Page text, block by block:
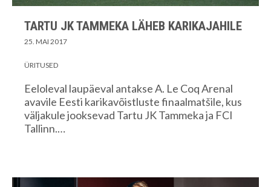
TARTU JK TAMMEKA LÄHEB KARIKAJAHILE
25. MAI 2017
ÜRITUSED
Eeloleval laupäeval antakse A. Le Coq Arenal
avavile Eesti karikavõistluste finaalmatšile, kus
väljakule jooksevad Tartu JK Tammeka ja FCI
Tallinn.…